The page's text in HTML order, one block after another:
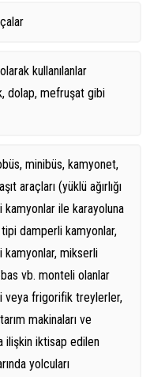
kullanılanlar
dolap, mefruşat gibi
minibüs, kamyonet,
araçları (yüklü ağırlığı
ile karayoluna
tipi damperli kamyonlar,
kamyonlar, mikserli
vb. monteli olanlar
veya frigorifik treylerler,
makinaları ve
ilişkin iktisap edilen
yolcuları